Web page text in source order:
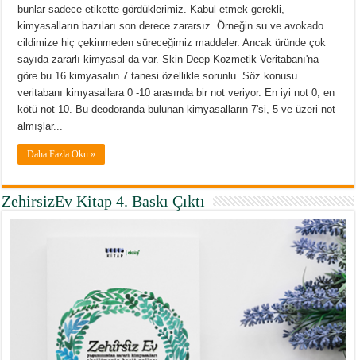
bunlar sadece etikette gördüklerimiz. Kabul etmek gerekli,
kimyasalların bazıları son derece zararsız. Örneğin su ve avokado
cildimize hiç çekinmeden süreceğimiz maddeler. Ancak üründe çok
sayıda zararlı kimyasal da var. Skin Deep Kozmetik Veritabanı'na
göre bu 16 kimyasalın 7 tanesi özellikle sorunlu. Söz konusu
veritabanı kimyasallara 0 -10 arasında bir not veriyor. En iyi not 0, en
kötü not 10. Bu deodoranda bulunan kimyasalların 7'si, 5 ve üzeri not
almışlar...
Daha Fazla Oku »
ZehirsizEv Kitap 4. Baskı Çıktı